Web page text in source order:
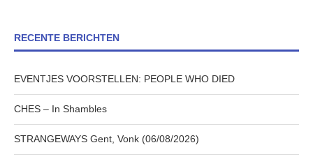
RECENTE BERICHTEN
EVENTJES VOORSTELLEN: PEOPLE WHO DIED
CHES – In Shambles
STRANGEWAYS Gent, Vonk (06/08/2026)